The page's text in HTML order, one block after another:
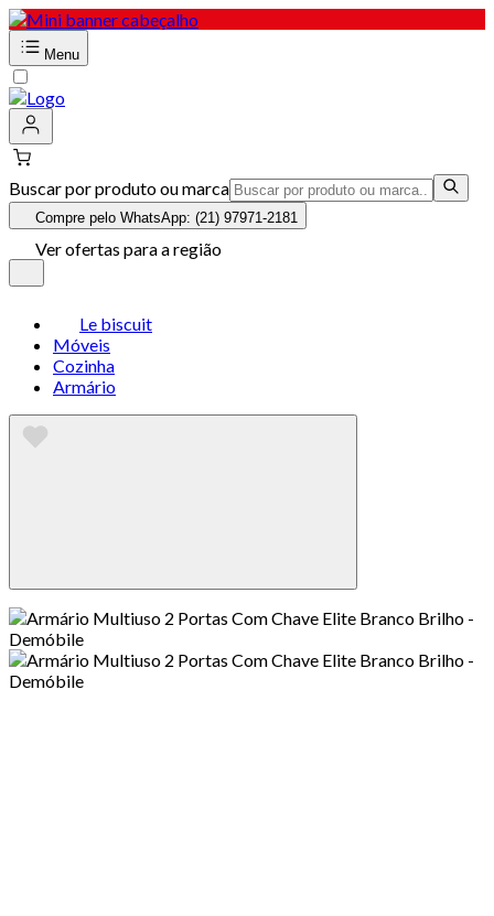
Menu
Buscar por produto ou marca
Compre pelo WhatsApp: (21) 97971-2181
Ver ofertas para a região
Le biscuit
Móveis
Cozinha
Armário